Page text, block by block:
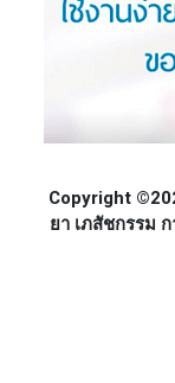
Copyright
ยา เภสัชกรรม